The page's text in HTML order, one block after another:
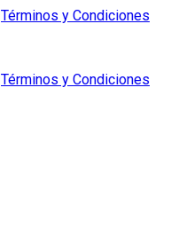
Términos y Condiciones
Términos y Condiciones